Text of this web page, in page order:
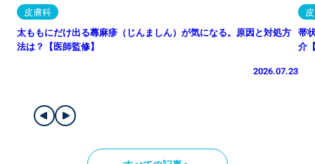
皮膚科
太ももにだけ出る蕁麻疹（じんましん）が気になる。原因と対処方
法は？【医師監修】
2026.07.23
帯
介